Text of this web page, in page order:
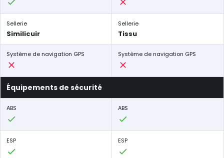
Sellerie
Similicuir
Sellerie
Tissu
Système de navigation GPS Système de navigation GPS
Équipements de sécurité
ABS ABS
ESP ESP